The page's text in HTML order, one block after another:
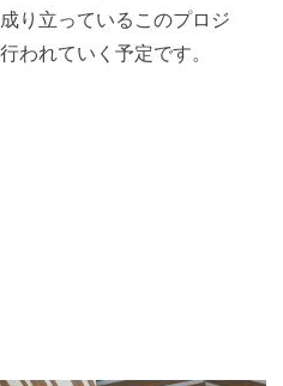
り立っているこのプロジ
われていく予定です。